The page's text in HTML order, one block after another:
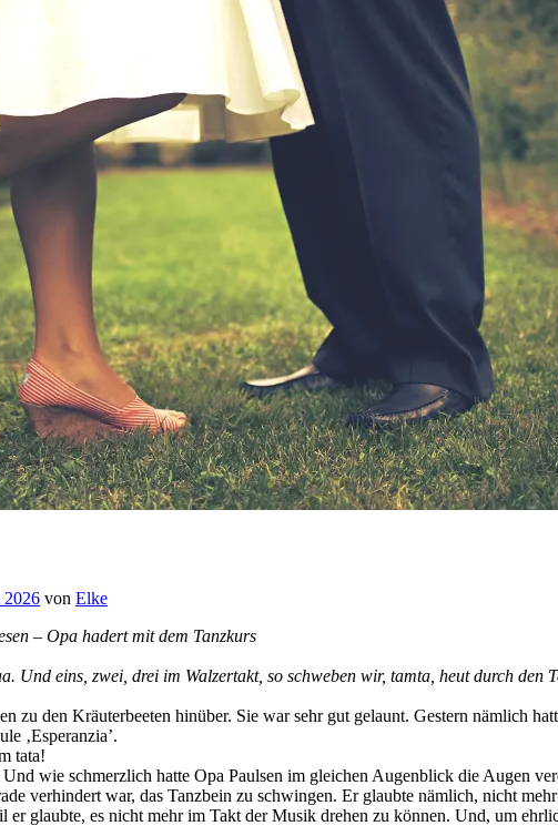
2026 von Elke
– Opa hadert mit dem Tanzkurs
Und eins, zwei, drei im Walzertakt, so schweben wir, tamta, heut durch
zu den Kräuterbeeten hinüber. Sie war sehr gut gelaunt. Gestern nämlich
‚Esperanzia’.
tata!
wie schmerzlich hatte Opa Paulsen im gleichen Augenblick die Augen
verhindert war, das Tanzbein zu schwingen. Er glaubte nämlich, nicht
er glaubte, es nicht mehr im Takt der Musik drehen zu können. Und, um